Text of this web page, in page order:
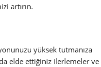
artırın.
yüksek tutmanıza
elde ettiğiniz ilerlemeler ve